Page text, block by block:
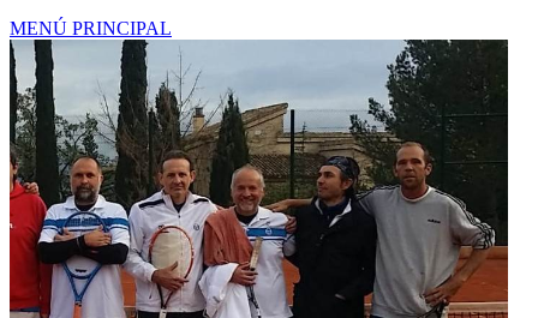
MENÚ PRINCIPAL